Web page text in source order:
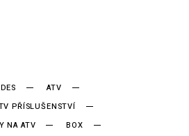
ATV
PŘÍSLUŠENSTVÍ
NA ATV
BOX